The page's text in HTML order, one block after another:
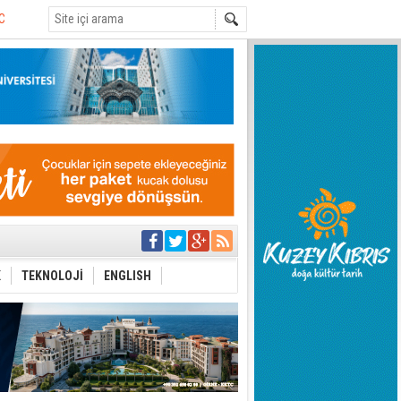
en temel
Festival
yitirdi
TEKNOLOJİ ENGLISH